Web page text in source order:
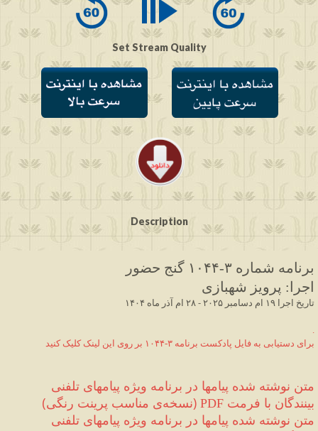
seconds
seconds
Set Stream Quality
Description
برنامه شماره ۳ -۱۰۴۴
گنج حضور
اجرا : پرویز شهبازی
۱۴۰۴ تاریخ اجرا ۱۹ ام دسامبر ۲۰۲۵ - ۲۸ ام آذر ماه
برای دستیابی به فایل پادکست برنامه ۳-۱۰۴۴ بر روی این لینک کلیک کنید
متن نوشته شده
بینندگان با فرمت PDF
(نسخه‌ی مناسب پرینت رنگی
)
متن نوشته شده